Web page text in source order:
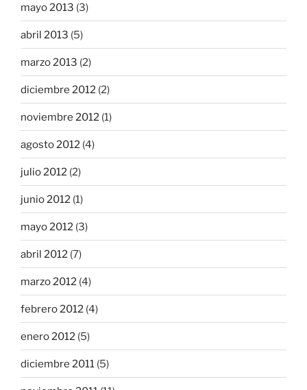
mayo 2013 (3)
abril 2013 (5)
marzo 2013 (2)
diciembre 2012 (2)
noviembre 2012 (1)
agosto 2012 (4)
julio 2012 (2)
junio 2012 (1)
mayo 2012 (3)
abril 2012 (7)
marzo 2012 (4)
febrero 2012 (4)
enero 2012 (5)
diciembre 2011 (5)